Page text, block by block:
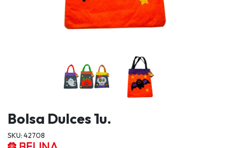
Bolsa Dulces 1u.
SKU: 42708